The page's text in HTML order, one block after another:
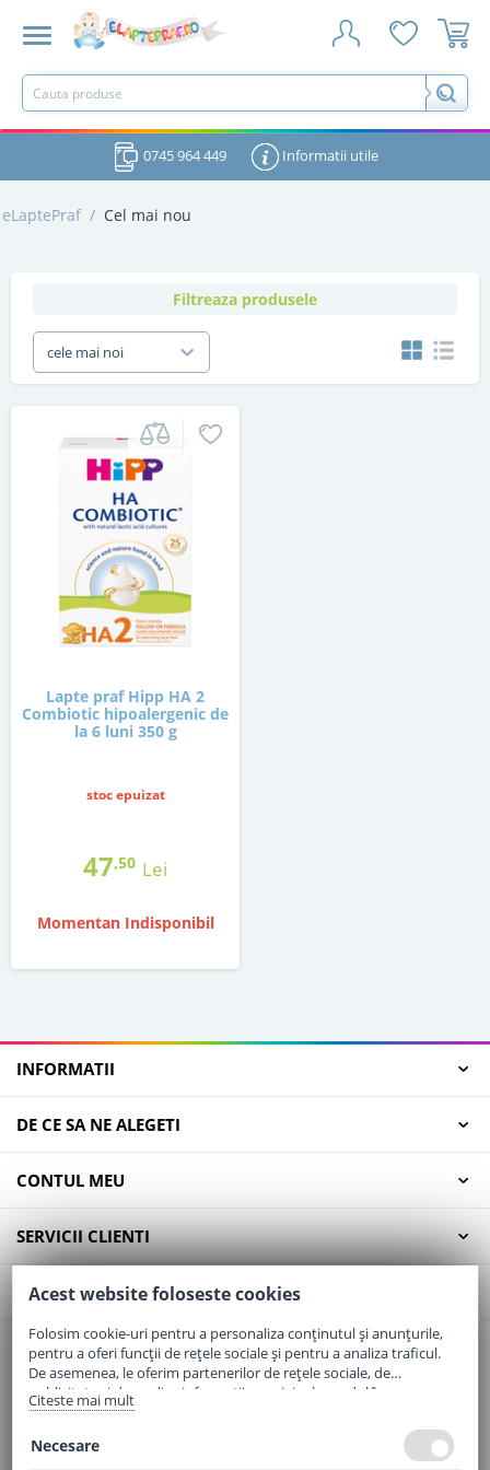
0745 964 449 Informatii utile
eLaptePraf / Cel mai nou
Filtreaza produsele
cele mai noi
Lapte praf Hipp HA 2
Combiotic hipoalergenic de
la 6 luni 350 g
stoc epuizat
47,50 Lei
Momentan Indisponibil
INFORMATII
DE CE SA NE ALEGETI
CONTUL MEU
SERVICII CLIENTI
CONTACT
Email:office@elaptepraf.ro
Telefon:0745-964-449
Adresa:Sos. Borsului, Nr. 20, Oradea, Jud. Bihor
Acest website foloseste cookies
Folosim cookie-uri pentru a personaliza conținutul și anunțurile,
pentru a oferi funcții de rețele sociale și pentru a analiza traficul.
De asemenea, le oferim partenerilor de rețele sociale, de
publicitate și de analize informații cu privire la modul în care
folosiți site-ul nostru. Aceștia le pot combina cu alte informații
Citeste mai mult
Necesare